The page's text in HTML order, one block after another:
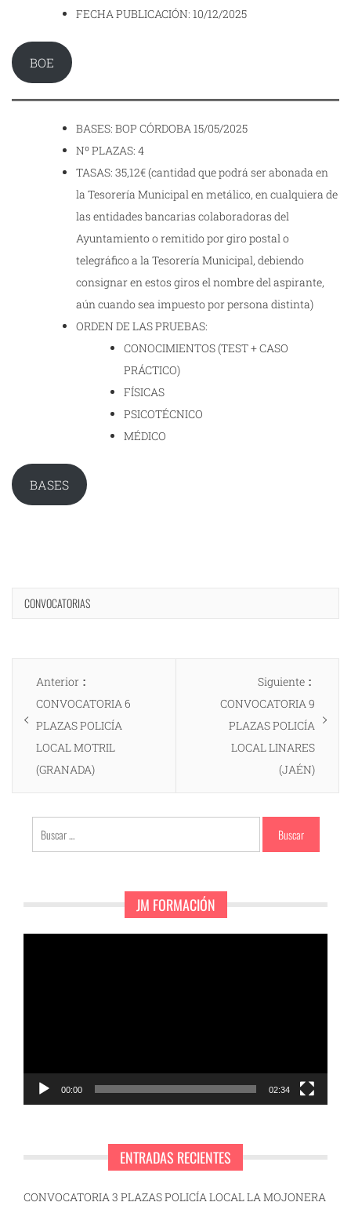
FECHA PUBLICACIÓN: 10/12/2025
BOE
BASES: BOP CÓRDOBA 15/05/2025
Nº PLAZAS: 4
TASAS: 35,12€ (cantidad que podrá ser abonada en
la Tesorería Municipal en metálico, en cualquiera de
las entidades bancarias colaboradoras del
Ayuntamiento o remitido por giro postal o
telegráfico a la Tesorería Municipal, debiendo
consignar en estos giros el nombre del aspirante,
aún cuando sea impuesto por persona distinta)
ORDEN DE LAS PRUEBAS:
CONOCIMIENTOS (TEST + CASO
PRÁCTICO)
FÍSICAS
PSICOTÉCNICO
MÉDICO
BASES
CONVOCATORIAS
Navegación
entradas
Anterior
anterior:
CONVOCATORIA 6
PLAZAS POLICÍA
LOCAL MOTRIL
(GRANADA)
Siguiente
CONVOCATORIA 9
PLAZAS POLICÍA
LOCAL LINARES
(JAÉN)
Buscar:
JM FORMACIÓN
00:00 02:34
ENTRADAS RECIENTES
CONVOCATORIA 3 PLAZAS POLICÍA LOCAL LA MOJONERA